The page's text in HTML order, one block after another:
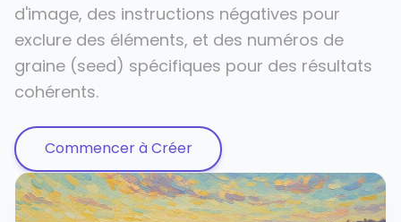
d'image, des instructions négatives pour
exclure des éléments, et des numéros de
graine (seed) spécifiques pour des résultats
cohérents.
Commencer à Créer